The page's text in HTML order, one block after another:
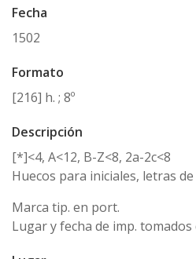
Fecha
1502
Formato
[216] h. ; 8º
Descripción
[*]<4, A<12, B-Z<8, 2a-2c<8
Huecos para iniciales, letras
Marca tip. en port.
Lugar y fecha de imp.